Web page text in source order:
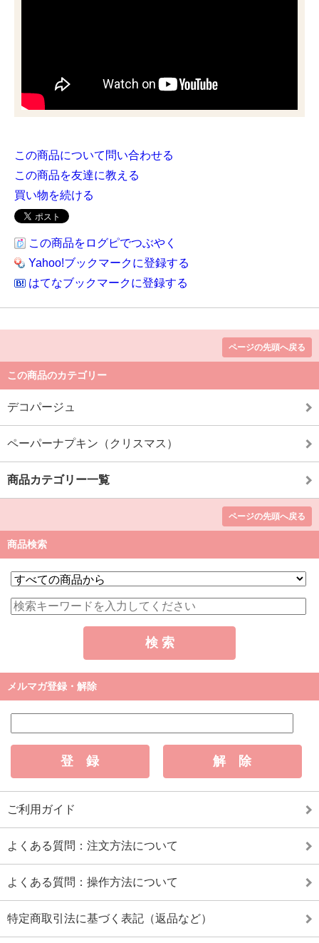
この商品について問い合わせる
この商品を友達に教える
買い物を続ける
この商品をログピでつぶやく
Yahoo!ブックマークに登録する
はてなブックマークに登録する
ページの先頭へ戻る
この商品のカテゴリー
デコパージュ
ペーパーナプキン（クリスマス）
商品カテゴリー一覧
ページの先頭へ戻る
商品検索
メルマガ登録・解除
ご利用ガイド
よくある質問：注文方法について
よくある質問：操作方法について
特定商取引法に基づく表記（返品など）